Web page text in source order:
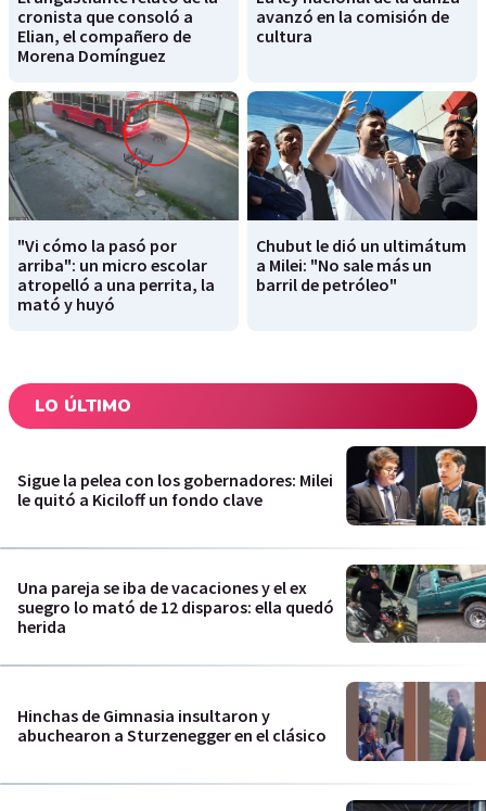
cronista que consoló a
Elian, el compañero de
Morena Domínguez
avanzó en la comisión de
cultura
"Vi cómo la pasó por
arriba": un micro escolar
atropelló a una perrita, la
mató y huyó
Chubut le dió un ultimátum
a Milei: "No sale más un
barril de petróleo"
LO ÚLTIMO
Sigue la pelea con los gobernadores: Milei
le quitó a Kiciloff un fondo clave
Una pareja se iba de vacaciones y el ex
suegro lo mató de 12 disparos: ella quedó
herida
Hinchas de Gimnasia insultaron y
abuchearon a Sturzenegger en el clásico